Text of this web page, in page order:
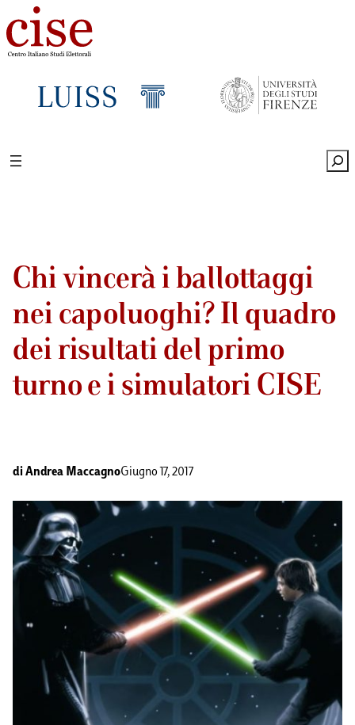
Chi vincerà i ballottaggi
nei capoluoghi? Il quadro
dei risultati del primo
turno e i simulatori CISE
di Andrea MaccagnoGiugno 17, 2017